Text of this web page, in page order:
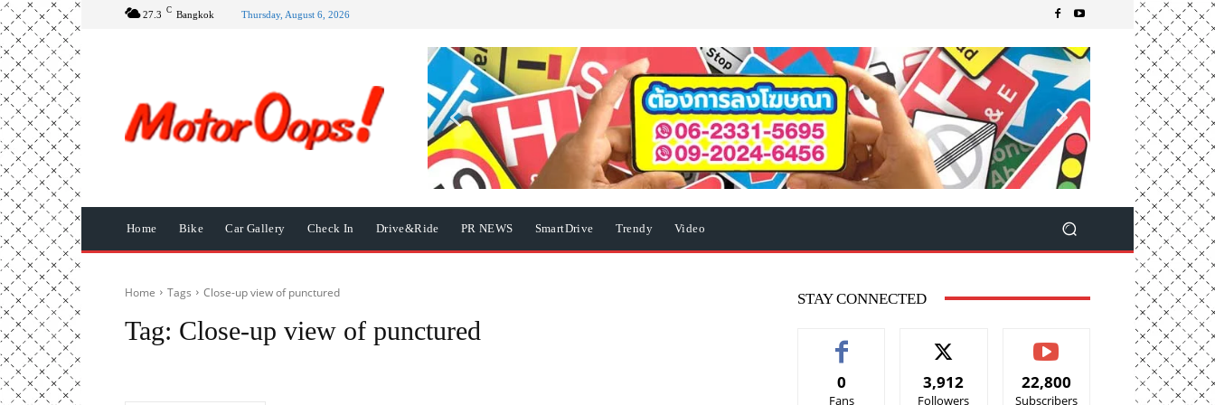
27.3 C Bangkok Thursday, August 6, 2026
Home Bike Car Gallery Check In Drive&Ride PR NEWS SmartDrive Trendy Video
Home Tags Close-up view of punctured
Tag: Close-up view of punctured
STAY CONNECTED
0
Fans
3,912
Followers
22,800
Subscribers